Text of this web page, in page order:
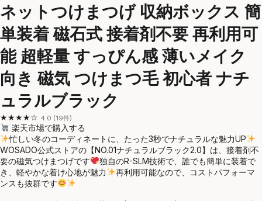
ネットつけまつげ 収納ボックス 簡
単装着 磁石式 接着剤不要 再利用可
能 超軽量 すっぴん感 薄いメイク
向き 磁気 つけまつ毛 初心者 ナチ
ュラルブラック
★★★★☆ 4.0 (19件)
楽天市場で購入する
忙しい冬のコーディネートに、たった3秒でナチュラルな魅力UP
WOSADO公式ストアの【NO.01ナチュラルブラック2.0】は、接着剤不
要の磁気つけまつげです
独自のR-SLM技術で、誰でも簡単に装着で
き、軽やかな着け心地が魅力
再利用可能なので、コストパフォーマ
ンスも抜群です